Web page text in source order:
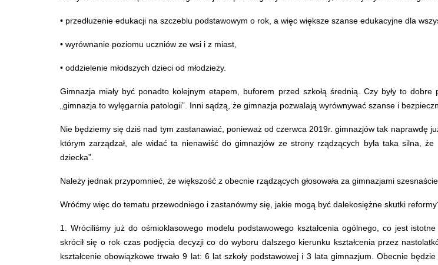
• przedłużenie edukacji na szczeblu podstawowym o rok, a więc większe szanse edukacyjne dla
• wyrównanie poziomu uczniów ze wsi i z miast,
• oddzielenie młodszych dzieci od młodzieży.
Gimnazja miały być ponadto kolejnym etapem, buforem przed szkołą średnią. Czy były to
„gimnazja to wylęgarnia patologii”. Inni sądzą, że gimnazja pozwalają wyrównywać szanse i
Nie będziemy się dziś nad tym zastanawiać, ponieważ od czerwca 2019r. gimnazjów tak naprawdę
którym zarządzał, ale widać ta nienawiść do gimnazjów ze strony rządzących była taka silna,
dziecka”.
Należy jednak przypomnieć, że większość z obecnie rządzących głosowała za gimnazjami
Wróćmy więc do tematu przewodniego i zastanówmy się, jakie mogą być dalekosiężne skutki
1. Wróciliśmy już do ośmioklasowego modelu podstawowego kształcenia ogólnego, co jest
skrócił się o rok czas podjęcia decyzji co do wyboru dalszego kierunku kształcenia przez
kształcenie obowiązkowe trwało 9 lat: 6 lat szkoły podstawowej i 3 lata gimnazjum. Obecnie